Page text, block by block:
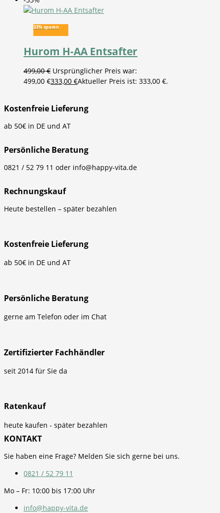
33% sparen
Hurom H-AA Entsafter
499,00€ Ursprünglicher Preis war:
499,00 €333,00 €Aktueller Preis ist: 333,00 €.
Kostenfreie Lieferung
ab 50€ in DE und AT
Persönliche Beratung
0821 / 52 79 11 oder info@happy-vita.de
Rechnungskauf
Heute bestellen – später bezahlen
Kostenfreie Lieferung
ab 50€ in DE und AT
Persönliche Beratung
gerne am Telefon oder im Chat
Zertifizierter Fachhändler
seit 2014 für Sie da
Ratenkauf
heute kaufen - später bezahlen
KONTAKT
Sie haben eine Frage? Melden Sie sich gerne bei uns.
0821 / 52 79 11
Mo – Fr: 10:00 bis 17:00 Uhr
info@happy-vita.de